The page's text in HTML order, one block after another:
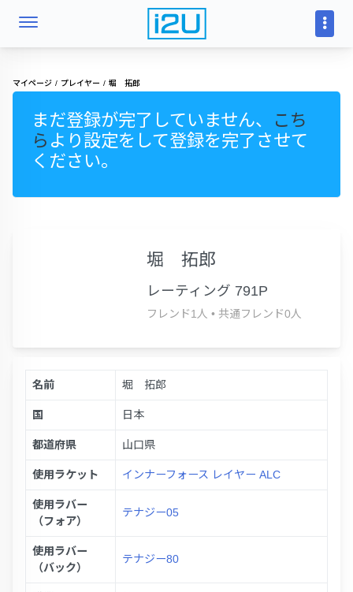
マイページ プレイヤー 堀 拓郎
まだ登録が完了していません、
こち
ら より設定をして登録を完了させて
ください。
堀 拓郎
レーティング 791P
フレンド1人 • 共通フレンド0人
名前 堀 拓郎
国 日本
都道府県 山口県
使用ラケット インナーフォース レイヤー ALC
使用ラバー
（フォア）
テナジー05
使用ラバー
（バック）
テナジー80